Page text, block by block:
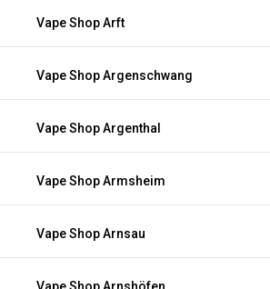
Vape Shop Arft
Vape Shop Argenschwang
Vape Shop Argenthal
Vape Shop Armsheim
Vape Shop Arnsau